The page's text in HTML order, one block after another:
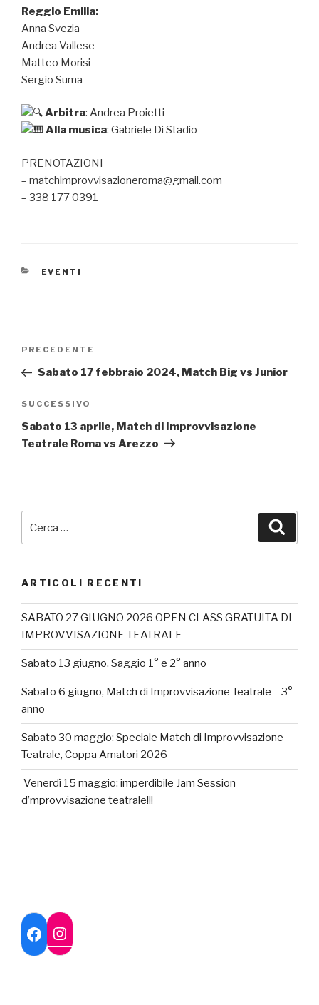
Reggio Emilia:
Anna Svezia
Andrea Vallese
Matteo Morisi
Sergio Suma
Arbitra: Andrea Proietti
Alla musica: Gabriele Di Stadio
PRENOTAZIONI
– matchimprovvisazioneroma@gmail.com
– 338 177 0391
CATEGORIE
EVENTI
Articolo
precedente:
PRECEDENTE
Sabato 17 febbraio 2024, Match Big vs Junior
Articolo
successivo
SUCCESSIVO
Sabato 13 aprile, Match di Improvvisazione
Teatrale Roma vs Arezzo
ARTICOLI RECENTI
SABATO 27 GIUGNO 2026 OPEN CLASS GRATUITA DI
IMPROVVISAZIONE TEATRALE
Sabato 13 giugno, Saggio 1° e 2° anno
Sabato 6 giugno, Match di Improvvisazione Teatrale – 3°
anno
Sabato 30 maggio: Speciale Match di Improvvisazione
Teatrale, Coppa Amatori 2026
Venerdì 15 maggio: imperdibile Jam Session
d’mprovvisazione teatrale!!!
Facebook
Instagram